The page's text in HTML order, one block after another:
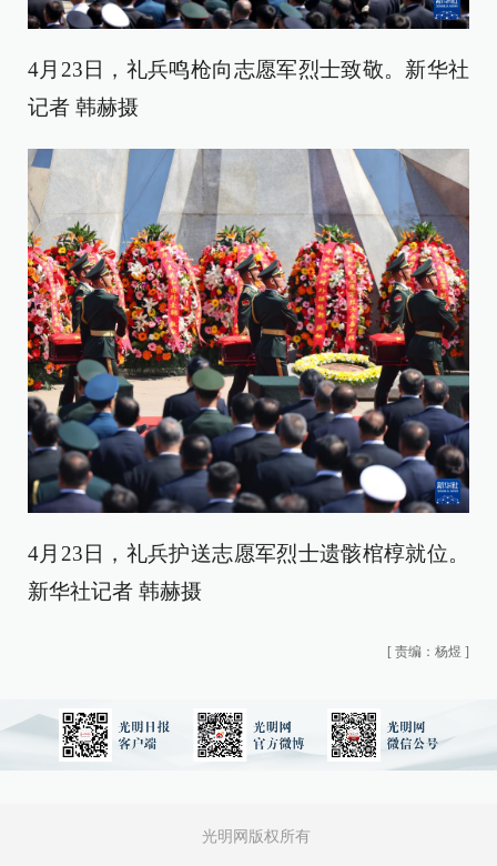
4月23日，礼兵鸣枪向志愿军烈士致敬。新华社
记者 韩赫摄
4月23日，礼兵护送志愿军烈士遗骸棺椁就位。
新华社记者 韩赫摄
[ 责编：杨煜 ]
光明网版权所有